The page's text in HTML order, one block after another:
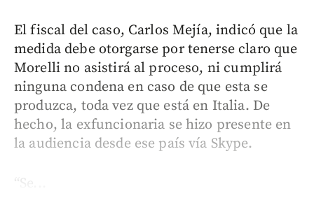
El fiscal del caso, Carlos Mejía, indicó que la
medida debe otorgarse por tenerse claro que
Morelli no asistirá al proceso, ni cumplirá
ninguna condena en caso de que esta se
produzca, toda vez que está en Italia. De
hecho, la exfuncionaria se hizo presente en
la audiencia desde ese país vía Skype.
“Se...